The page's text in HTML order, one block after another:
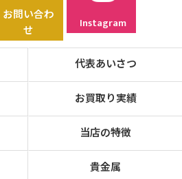
お問い合わ
せ
Instagram
代表あいさつ
お買取り実績
当店の特徴
貴金属